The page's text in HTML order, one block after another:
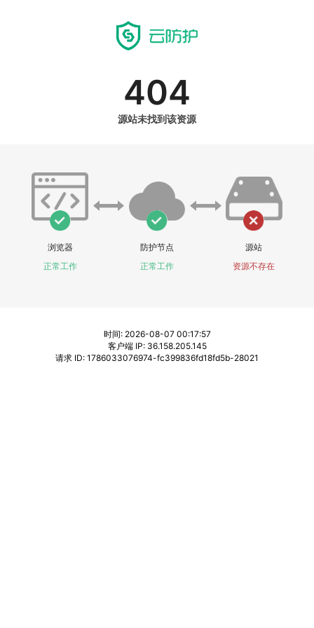
404
源站未找到该资源
浏览器
正常工作
防护节点
正常工作
源站
资源不存在
时间: 2026-08-07 00:17:57
客户端 IP: 36.158.205.145
请求 ID: 1786033076974-fc399836fd18fd5b-28021